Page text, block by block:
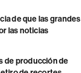
de que las grandes
las noticias
de producción de